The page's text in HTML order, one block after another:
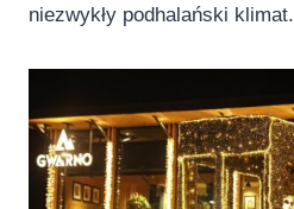
niezwykły podhalański klimat.